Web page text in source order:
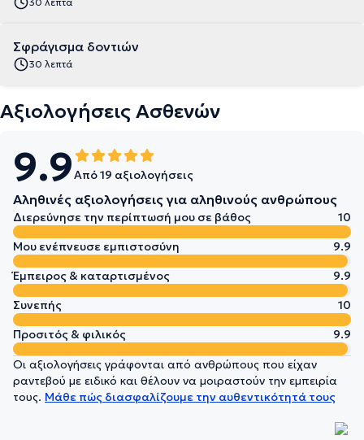
Σφράγισμα δοντιών
30 λεπτά
Αξιολογήσεις Ασθενών
9.9Από 19 αξιολογήσεις
Αληθινές αξιολογήσεις για αληθινούς ανθρώπους
Διερεύνησε την περίπτωσή μου σε βάθος
10
Μου ενέπνευσε εμπιστοσύνη
9.9
Έμπειρος & καταρτισμένος
9.9
Συνεπής
10
Προσιτός & φιλικός
9.9
Οι αξιολογήσεις γράφονται από ανθρώπους που είχαν
ραντεβού με ειδικό και θέλουν να μοιραστούν την εμπειρία
τους. Μάθε πώς διασφαλίζουμε την αυθεντικότητά τους